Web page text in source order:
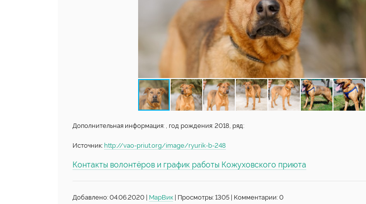
Дополнительная информация: , год рождения: 2018, ряд:
Источник: http://vao-priut.org/image/ryurik-b-248
Контакты волонтёров и график работы Кожуховского приюта
Добавлено: 04.06.2020 | МарВик | Просмотры: 1305 | Комментарии: 0